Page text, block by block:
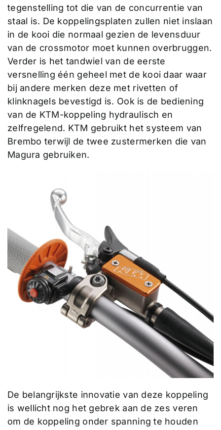
tegenstelling tot die van de concurrentie van
staal is. De koppelingsplaten zullen niet inslaan
in de kooi die normaal gezien de levensduur
van de crossmotor moet kunnen overbruggen.
Verder is het tandwiel van de eerste
versnelling één geheel met de kooi daar waar
bij andere merken deze met rivetten of
klinknagels bevestigd is. Ook is de bediening
van de KTM-koppeling hydraulisch en
zelfregelend. KTM gebruikt het systeem van
Brembo terwijl de twee zustermerken die van
Magura gebruiken.
De belangrijkste innovatie van deze koppeling
is wellicht nog het gebrek aan de zes veren
om de koppeling onder spanning te houden